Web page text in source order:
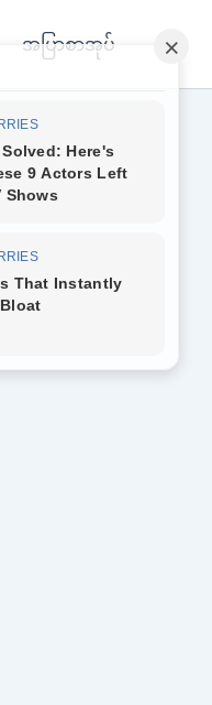
အပြာစာအုပ်